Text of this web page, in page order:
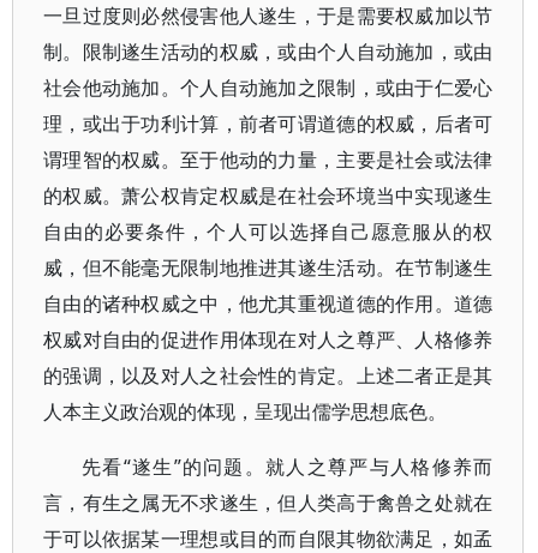
一旦过度则必然侵害他人遂生，于是需要权威加以节
制。限制遂生活动的权威，或由个人自动施加，或由
社会他动施加。个人自动施加之限制，或由于仁爱心
理，或出于功利计算，前者可谓道德的权威，后者可
谓理智的权威。至于他动的力量，主要是社会或法律
的权威。萧公权肯定权威是在社会环境当中实现遂生
自由的必要条件，个人可以选择自己愿意服从的权
威，但不能毫无限制地推进其遂生活动。在节制遂生
自由的诸种权威之中，他尤其重视道德的作用。道德
权威对自由的促进作用体现在对人之尊严、人格修养
的强调，以及对人之社会性的肯定。上述二者正是其
人本主义政治观的体现，呈现出儒学思想底色。
先看“遂生”的问题。就人之尊严与人格修养而
言，有生之属无不求遂生，但人类高于禽兽之处就在
于可以依据某一理想或目的而自限其物欲满足，如孟